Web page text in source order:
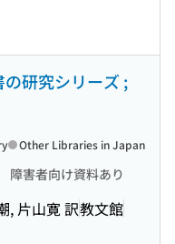
研究シリーズ ;
障害者向け資料あり
, 片山寛 訳教文館
Other Libraries in Japan